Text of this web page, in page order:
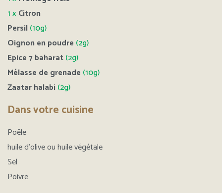
1 x Citron
Persil (10g)
Oignon en poudre (2g)
Epice 7 baharat(2g)
Mélasse de grenade (10g)
Zaatar halabi (2g)
Dans votre cuisine
Poêle
huile d’olive ou huile végétale
Sel
Poivre